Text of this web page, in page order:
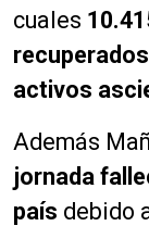
cuales
activos
Además
jornada
país debido